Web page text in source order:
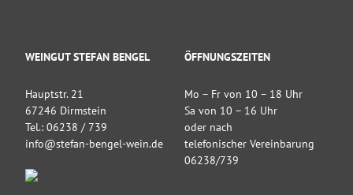
WEINGUT STEFAN BENGEL
Hauptstr. 21
67246 Dirmstein
Tel.: 06238 / 739
info@stefan-bengel-wein.de
ÖFFNUNGSZEITEN
Mo – Fr von 10 – 18 Uhr
Sa von 10 – 16 Uhr
oder nach
telefonischer Vereinbarung
06238/739